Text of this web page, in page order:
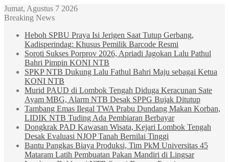
Jumat, Agustus 7 2026
Breaking News
Heboh SPBU Praya Isi Jerigen Saat Tutup Gerbang,
Kadisperindag: Khusus Pemilik Barcode Resmi
Soroti Sukses Porprov 2026, Apriadi Jagokan Lalu Pathul
Bahri Pimpin KONI NTB
SPKP NTB Dukung Lalu Fathul Bahri Maju sebagai Ketua
KONI NTB
Murid PAUD di Lombok Tengah Diduga Keracunan Sate
Ayam MBG, Alarm NTB Desak SPPG Bujak Ditutup
Tambang Emas Ilegal TWA Prabu Dundang Makan Korban,
LIDIK NTB Tuding Ada Pembiaran Berbayar
Dongkrak PAD Kawasan Wisata, Kejari Lombok Tengah
Desak Evaluasi NJOP Tanah Bernilai Tinggi
Bantu Pangkas Biaya Produksi, Tim PkM Universitas 45
Mataram Latih Pembuatan Pakan Mandiri di Lingsar